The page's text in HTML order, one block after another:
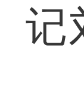
记